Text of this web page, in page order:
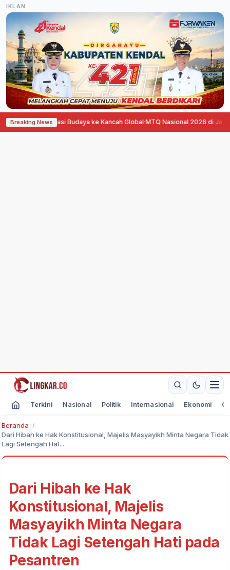
IKLAN
Breaking NewsBudaya ke Kancah Global·MTQ Nasional 2026 di Jawa Tengah
Terkini Nasional Politik Internasional Ekonomi
Beranda
Dari Hibah ke Hak Konstitusional, Majelis Masyayikh Minta Negara Tidak
Lagi Setengah Hat...
Dari Hibah ke Hak
Konstitusional, Majelis
Masyayikh Minta Negara
Tidak Lagi Setengah Hati pada
Pesantren